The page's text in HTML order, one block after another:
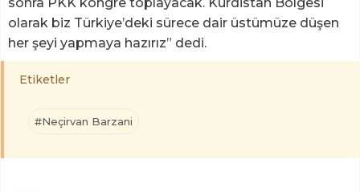
olarak biz Türkiye’deki sürece dair üstümüze düşen
her şeyi yapmaya hazırız” dedi.
Etiketler
#Neçirvan Barzani